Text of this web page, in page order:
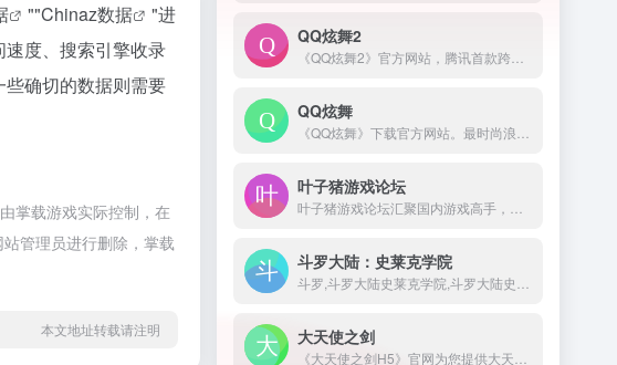
""Chinaz数据
"进
度、搜索引擎收录
确切的数据则需要
掌载游戏实际控制，在
管理员进行删除，掌载
本文地址转载请注明
QQ炫舞2
QQ炫舞
叶子猪游戏论坛
斗罗大陆：史莱克学院
大天使之剑